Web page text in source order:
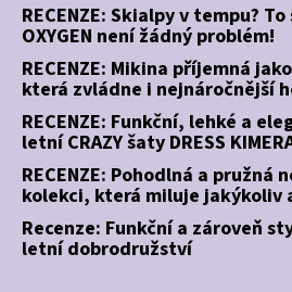
RECENZE: Skialpy v tempu?
OXYGEN není žádný problém!
RECENZE: Mikina příjemná
která zvládne i nejnáročnější
RECENZE: Funkční, lehké a
letní CRAZY šaty DRESS
RECENZE: Pohodlná a pružná
kolekci, která miluje jakýkoliv
Recenze: Funkční a zároveň
letní dobrodružství